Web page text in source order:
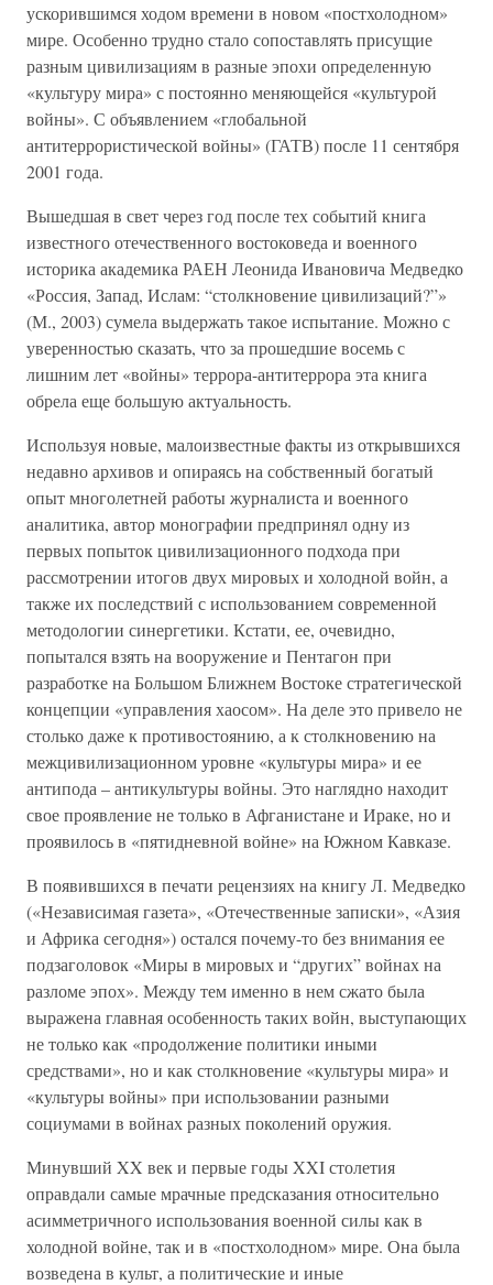
ускорившимся ходом времени в новом «постхолодном»
мире. Особенно трудно стало сопоставлять присущие
разным цивилизациям в разные эпохи определенную
«культуру мира» с постоянно меняющейся «культурой
войны». С объявлением «глобальной
антитеррористической войны» (ГАТВ) после 11 сентября
2001 года.
Вышедшая в свет через год после тех событий книга
известного отечественного востоковеда и военного
историка академика РАЕН Леонида Ивановича Медведко
«Россия, Запад, Ислам: “столкновение цивилизаций?”»
(М., 2003) сумела выдержать такое испытание. Можно с
уверенностью сказать, что за прошедшие восемь с
лишним лет «войны» террора-антитеррора эта книга
обрела еще большую актуальность.
Используя новые, малоизвестные факты из открывшихся
недавно архивов и опираясь на собственный богатый
опыт многолетней работы журналиста и военного
аналитика, автор монографии предпринял одну из
первых попыток цивилизационного подхода при
рассмотрении итогов двух мировых и холодной войн, а
также их последствий с использованием современной
методологии синергетики. Кстати, ее, очевидно,
попытался взять на вооружение и Пентагон при
разработке на Большом Ближнем Востоке стратегической
концепции «управления хаосом». На деле это привело не
столько даже к противостоянию, а к столкновению на
межцивилизационном уровне «культуры мира» и ее
антипода – антикультуры войны. Это наглядно находит
свое проявление не только в Афганистане и Ираке, но и
проявилось в «пятидневной войне» на Южном Кавказе.
В появившихся в печати рецензиях на книгу Л. Медведко
(«Независимая газета», «Отечественные записки», «Азия
и Африка сегодня») остался почему-то без внимания ее
подзаголовок «Миры в мировых и “других” войнах на
разломе эпох». Между тем именно в нем сжато была
выражена главная особенность таких войн, выступающих
не только как «продолжение политики иными
средствами», но и как столкновение «культуры мира» и
«культуры войны» при использовании разными
социумами в войнах разных поколений оружия.
Минувший XX век и первые годы XXI столетия
оправдали самые мрачные предсказания относительно
асимметричного использования военной силы как в
холодной войне, так и в «постхолодном» мире. Она была
возведена в культ, а политические и иные